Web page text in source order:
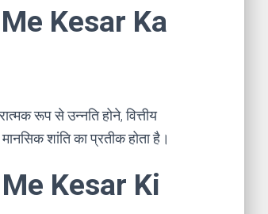
Kesar Ka
रूप से उन्नति होने, वित्तीय
शांति का प्रतीक होता है।
Kesar Ki